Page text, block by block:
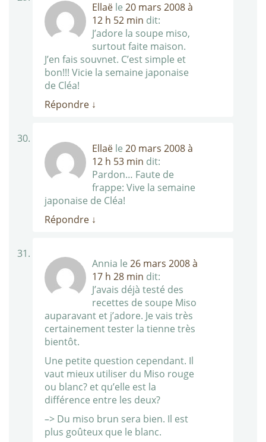
Ellaë le 20 mars 2008 à
12 h 52 min dit:
J’adore la soupe miso,
surtout faite maison.
J’en fais souvnet. C’est simple et
bon!!! Vicie la semaine japonaise
de Cléa!
Répondre ↓
Ellaë le 20 mars 2008 à
12 h 53 min dit:
Pardon… Faute de
frappe: Vive la semaine
japonaise de Cléa!
Répondre ↓
Annia le 26 mars 2008 à
17 h 28 min dit:
J’avais déjà testé des
recettes de soupe Miso
auparavant et j’adore. Je vais très
certainement tester la tienne très
bientôt.
Une petite question cependant. Il
vaut mieux utiliser du Miso rouge
ou blanc? et qu’elle est la
différence entre les deux?
–> Du miso brun sera bien. Il est
plus goûteux que le blanc.